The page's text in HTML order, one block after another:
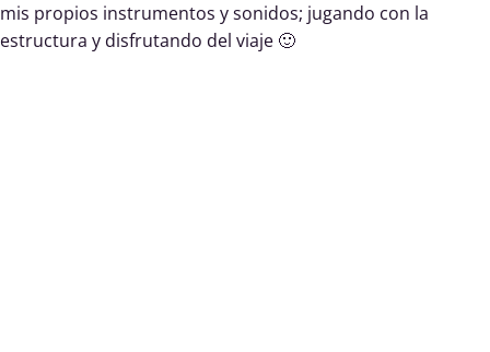
mis propios instrumentos y sonidos; jugando con la
estructura y disfrutando del viaje 🙂